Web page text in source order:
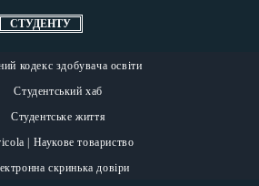
СТУДЕНТУ
кодекс здобувача освіти
Студентський хаб
Студентське життя
| Наукове товариство
скринька довіри